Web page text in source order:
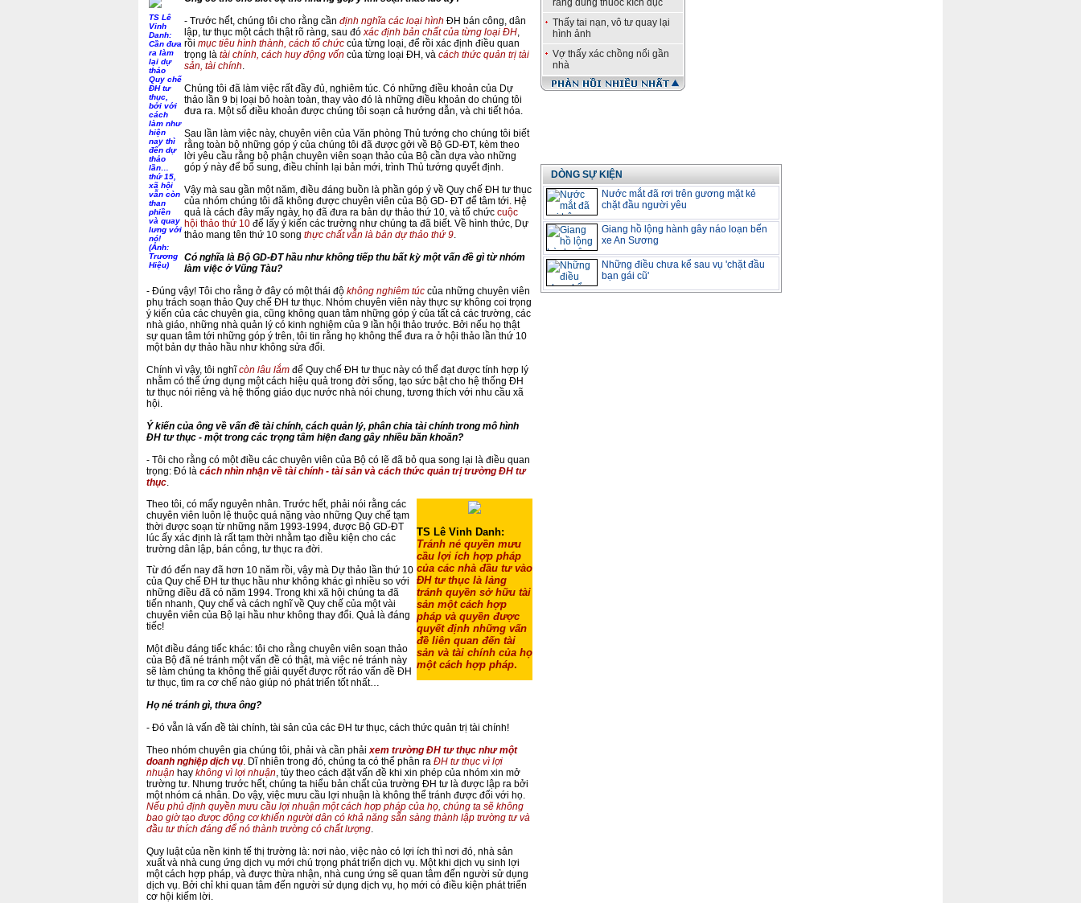
TS Lê
Vinh
Danh:
Cần đưa
ra làm
lại dự
thảo
Quy chế
ĐH tư
thục,
bởi với
cách
làm như
hiện
nay thì
đến dự
thảo
lần…
thứ 15,
xã hội
vẫn còn
than
phiền
và quay
lưng với
nó!
(Ảnh:
Trương
Hiệu)
- Trước hết, chúng tôi cho rằng cần định nghĩa các loại hình ĐH bán công, dân
lập, tư thục một cách thật rõ ràng, sau đóxác định bản chất của từng loại ĐH,
rồi mục tiêu hình thành, cách tổ chức của từng loại, để rồi xác định điều quan
trọng là tài chính, cách huy động vốn của từng loại ĐH, và cách thức quản trị tài
sản, tài chính.
Chúng tôi đã làm việc rất đầy đủ, nghiêm túc. Có những điều khoản của Dự
thảo lần 9 bị loại bỏ hoàn toàn, thay vào đó là những điều khoản do chúng tôi
đưa ra. Một số điều khoản được chúng tôi soạn cả hướng dẫn, và chi tiết hóa.
Sau lần làm việc này, chuyên viên của Văn phòng Thủ tướng cho chúng tôi biết
rằng toàn bộ những góp ý của chúng tôi đã được gởi về Bộ GD-ĐT, kèm theo
lời yêu cầu rằng bộ phận chuyên viên soạn thảo của Bộ cần dựa vào những
góp ý này để bổ sung, điều chỉnh lại bản mới, trình Thủ tướng quyết định.
Vậy mà sau gần một năm, điều đáng buồn là phần góp ý về Quy chế ĐH tư thục
của nhóm chúng tôi đã không được chuyên viên của Bộ GD- ĐT để tâm tới. Hệ
quả là cách đây mấy ngày, họ đã đưa ra bản dự thảo thứ 10, và tổ chức cuộc
hội thảo thứ 10 để lấy ý kiến các trường như chúng ta đã biết. Về hình thức, Dự
thảo mang tên thứ 10 song thực chất vẫn là bản dự thảo thứ 9.
Có nghĩa là Bộ GD-ĐT hầu như không tiếp thu bất kỳ một vấn đề gì từ nhóm
làm việc ở Vũng Tàu?
- Đúng vậy! Tôi cho rằng ở đây có một thái độ không nghiêm túc của những chuyên viên
phụ trách soạn thảo Quy chế ĐH tư thục. Nhóm chuyên viên này thực sự không coi trọng
ý kiến của các chuyên gia, cũng không quan tâm những góp ý của tất cả các trường, các
nhà giáo, những nhà quản lý có kinh nghiệm của 9 lần hội thảo trước. Bởi nếu họ thật
sự quan tâm tới những góp ý trên, tôi tin rằng họ không thể đưa ra ở hội thảo lần thứ 10
một bản dự thảo hầu như không sửa đổi.
Chính vì vậy, tôi nghĩcòn lâu lắm để Quy chế ĐH tư thục này có thể đạt được tính hợp lý
nhằm có thể ứng dụng một cách hiệu quả trong đời sống, tạo sức bật cho hệ thống ĐH
tư thục nói riêng và hệ thống giáo dục nước nhà nói chung, tương thích với nhu cầu xã
hội.
Ý kiến của ông về vấn đề tài chính, cách quản lý, phân chia tài chính trong mô hình
ĐH tư thục - một trong các trọng tâm hiện đang gây nhiều băn khoăn?
- Tôi cho rằng có một điều các chuyên viên của Bộ có lẽ đã bỏ qua song lại là điều quan
trọng: Đó là cách nhìn nhận về tài chính - tài sản và cách thức quản trị trường ĐH tư
thục.
TS Lê Vinh Danh:
Tránh né quyền mưu
cầu lợi ích hợp pháp
của các nhà đầu tư vào
ĐH tư thục là lảng
tránh quyền sở hữu tài
sản một cách hợp
pháp và quyền được
quyết định những vấn
đề liên quan đến tài
sản và tài chính của họ
một cách hợp pháp.
Theo tôi, có mấy nguyên nhân. Trước hết, phải nói rằng các
chuyên viên luôn lệ thuộc quá nặng vào những Quy chế tạm
thời được soạn từ những năm 1993-1994, được Bộ GD-ĐT
lúc ấy xác định là rất tạm thời nhằm tạo điều kiện cho các
trường dân lập, bán công, tư thục ra đời.
Từ đó đến nay đã hơn 10 năm rồi, vậy mà Dự thảo lần thứ 10
của Quy chế ĐH tư thục hầu như không khác gì nhiều so với
những điều đã có năm 1994. Trong khi xã hội chúng ta đã
tiến nhanh, Quy chế và cách nghĩ về Quy chế của một vài
chuyên viên của Bộ lại hầu như không thay đổi. Quả là đáng
tiếc!
Một điều đáng tiếc khác: tôi cho rằng chuyên viên soạn thảo
của Bộ đã né tránh một vấn đề có thật, mà việc né tránh này
sẽ làm chúng ta không thể giải quyết được rốt ráo vấn đề ĐH
tư thục, tìm ra cơ chế nào giúp nó phát triển tốt nhất…
Họ né tránh gì, thưa ông?
- Đó vẫn là vấn đề tài chính, tài sản của các ĐH tư thục, cách thức quản trị tài chính!
Theo nhóm chuyên gia chúng tôi, phải và cần phảixem trường ĐH tư thục như một
doanh nghiệp dịch vụ. Dĩ nhiên trong đó, chúng ta có thể phân ra ĐH tư thục vì lợi
nhuận hay không vì lợi nhuận, tùy theo cách đặt vấn đề khi xin phép của nhóm xin mở
trường tư. Nhưng trước hết, chúng ta hiểu bản chất của trường ĐH tư là được lập ra bởi
một nhóm cá nhân. Do vậy, việc mưu cầu lợi nhuận là không thể tránh được đối với họ.
Nếu phủ định quyền mưu cầu lợi nhuận một cách hợp pháp của họ, chúng ta sẽ không
bao giờ tạo được động cơ khiến người dân có khả năng sẵn sàng thành lập trường tư và
đầu tư thích đáng để nó thành trường có chất lượng.
Quy luật của nền kinh tế thị trường là: nơi nào, việc nào có lợi ích thì nơi đó, nhà sản
xuất và nhà cung ứng dịch vụ mới chú trọng phát triển dịch vụ. Một khi dịch vụ sinh lợi
một cách hợp pháp, và được thừa nhận, nhà cung ứng sẽ quan tâm đến người sử dụng
dịch vụ. Bởi chỉ khi quan tâm đến người sử dụng dịch vụ, họ mới có điều kiện phát triển
cơ hội kiếm lời.
răng dùng thuốc kích dục
Thấy tai nạn, vô tư quay lại
hình ảnh
Vợ thấy xác chồng nổi gần
nhà
DÒNG SỰ KIỆN
Nước mắt đã rơi trên gương mặt kẻ
chặt đầu người yêu
Giang hồ lộng hành gây náo loạn bến
xe An Sương
Những điều chưa kể sau vụ 'chặt đầu
bạn gái cũ'